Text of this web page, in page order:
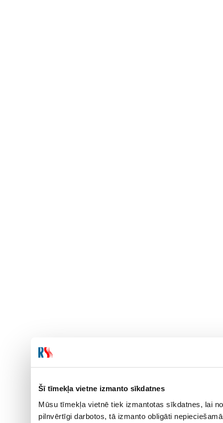
Šī tīmekļa vietne izmanto sīkdatnes
Mūsu tīmekļa vietnē tiek izmantotas sīkdatnes, lai
pilnvērtīgi darbotos, tā izmanto obligāti